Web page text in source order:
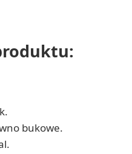
bukowe.